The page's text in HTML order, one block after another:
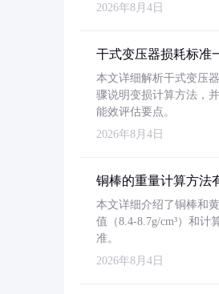
2026年8月4日
干式变压器损耗标准
本文详细解析干式变压
骤说明变损计算方法，
能效评估要点。
2026年8月4日
铜棒的重量计算方法
本文详细介绍了铜棒和
值（8.4-8.7g/cm³）和
准。
2026年8月4日